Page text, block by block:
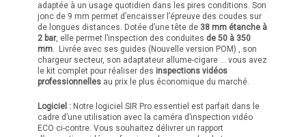
adaptée à un usage quotidien dans les pires conditions. Son
jonc de 9 mm permet d’encaisser l’épreuve des coudes sur
de longues distances. Dotée d’une tête de 38 mm étanche à
2 bar, elle permet l’inspection des conduites de 50 à 350
mm. Livrée avec ses guides (Nouvelle version POM) , son
chargeur secteur, son adaptateur allume-cigare … vous avez
le kit complet pour réaliser des inspections vidéos
professionnelles au prix le plus économique du marché.
Logiciel : Notre logiciel SIR Pro essentiel est parfait dans le
cadre d’une utilisation avec la caméra d’inspection vidéo
ECO ci-contre. Vous souhaitez délivrer un rapport